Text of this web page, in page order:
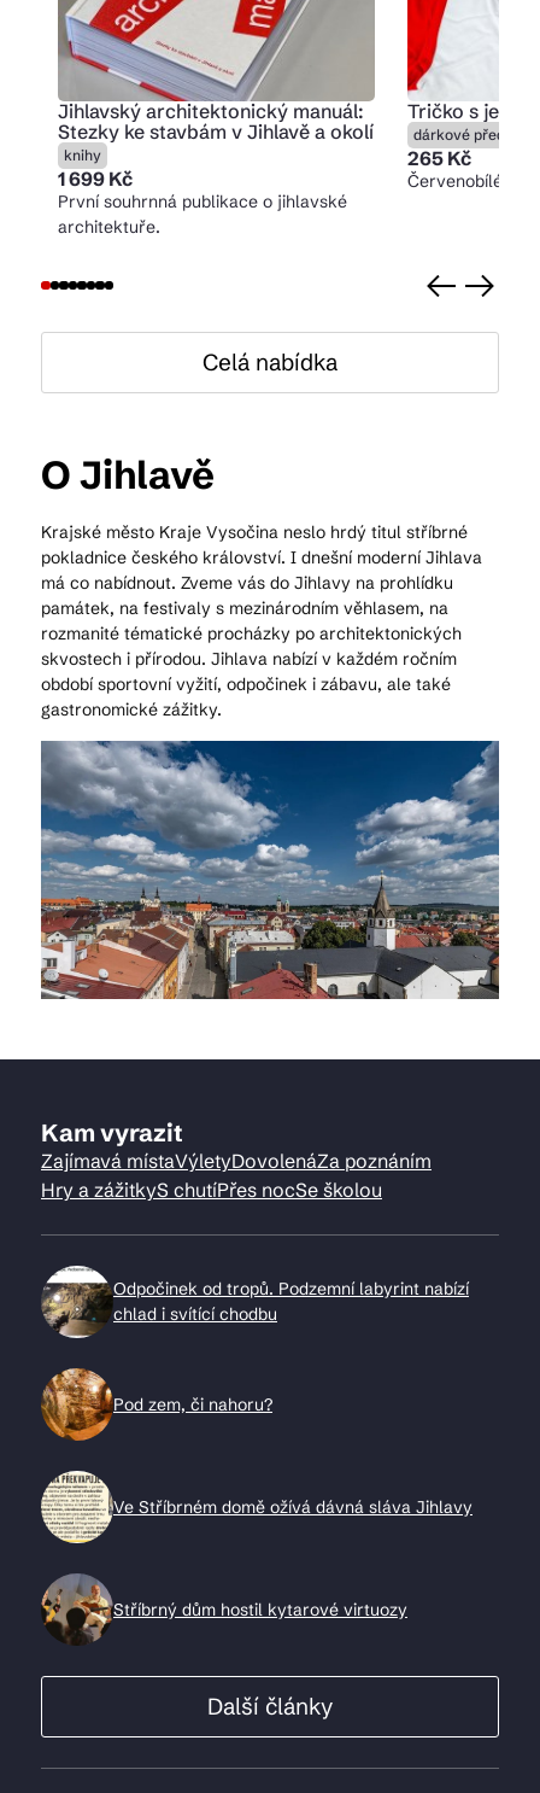
Jihlavský architektonický manuál:
Stezky ke stavbám v Jihlavě a okolí
knihy
1 699 Kč
První souhrnná publikace o jihlavské
architektuře.
Tričko s
dárkové předměty
265 Kč
Červenobílé
Celá nabídka
O Jihlavě
Krajské město Kraje Vysočina neslo hrdý titul stříbrné
pokladnice českého království. I dnešní moderní Jihlava
má co nabídnout. Zveme vás do Jihlavy na prohlídku
památek, na festivaly s mezinárodním věhlasem, na
rozmanité tématické procházky po architektonických
skvostech i přírodou. Jihlava nabízí v každém ročním
období sportovní vyžití, odpočinek i zábavu, ale také
gastronomické zážitky.
Kam vyrazit
Zajímavá místaVýletyDovolenáZa poznáním
Hry a zážitkyS chutíPřes nocSe školou
Odpočinek od tropů. Podzemní labyrint nabízí
chlad i svítící chodbu
Pod zem, či nahoru?
Ve Stříbrném domě ožívá dávná sláva Jihlavy
Stříbrný dům hostil kytarové virtuozy
Další články